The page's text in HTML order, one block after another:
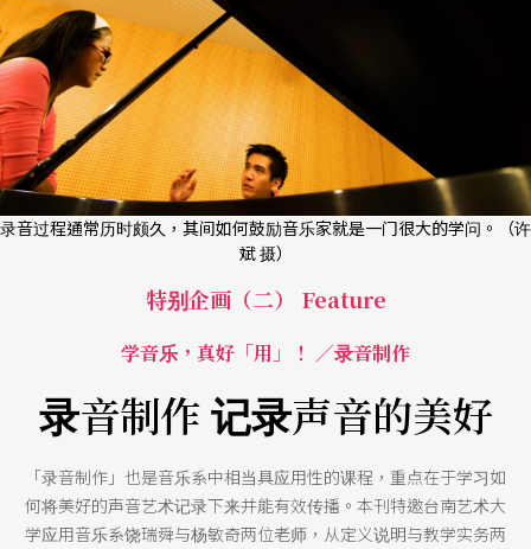
录音过程通常历时颇久，其间如何鼓励音乐家就是一门很大的学问。（许
斌 摄）
特别企画（二） Feature
学音乐，真好「用」！ ／录音制作
录音制作 记录声音的美好
「录音制作」也是音乐系中相当具应用性的课程，重点在于学习如
何将美好的声音艺术记录下来并能有效传播。本刊特邀台南艺术大
学应用音乐系饶瑞舜与杨敏奇两位老师，从定义说明与教学实务两